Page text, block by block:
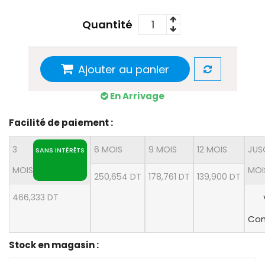
Quantité
Ajouter au panier
En Arrivage
Facilité de paiement :
3
MOIS
SANS INTÉRÊTS
466,333 DT
6 MOIS
250,654 DT
9 MOIS
178,761 DT
12 MOIS
139,900 DT
Stock en magasin :